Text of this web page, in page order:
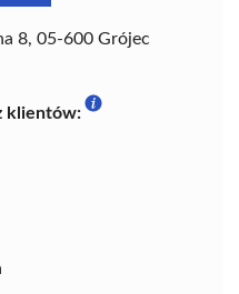
8, 05-600 Grójec
klientów: